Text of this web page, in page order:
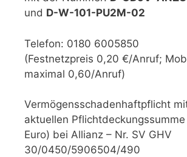
und D-W-101-PU2M-02
Telefon: 0180 6005850
(Festnetzpreis 0,20 €/Anruf;
maximal 0,60/Anruf)
Vermögensschadenhaftpflicht
aktuellen Pflichtdeckungssumme
Euro) bei Allianz – Nr. SV GHV
30/0450/5906504/490